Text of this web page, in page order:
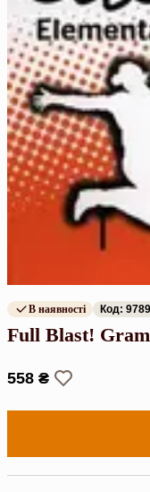
В наявності Код:
Full Blast!
558 ₴